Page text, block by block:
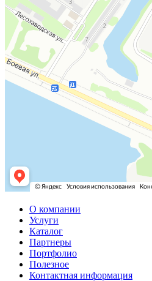
О компании
Услуги
Каталог
Партнеры
Портфолио
Полезное
Контактная информация